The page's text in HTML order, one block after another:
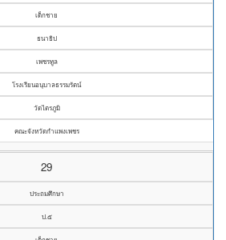
เด็กชาย
ธนาธิป
เพชรทูล
โรงเรียนอนุบาลธรรมรัตน์
วัดไตรภูมิ
คณะจังหวัดกำแพงเพชร
29
ประถมศึกษา
ป.๕